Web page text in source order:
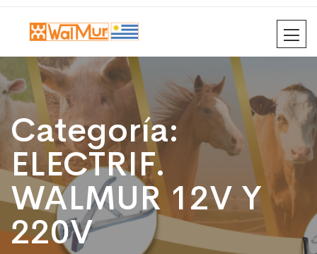
Categoría:
ELECTRIF.
WALMUR 12V Y
220V